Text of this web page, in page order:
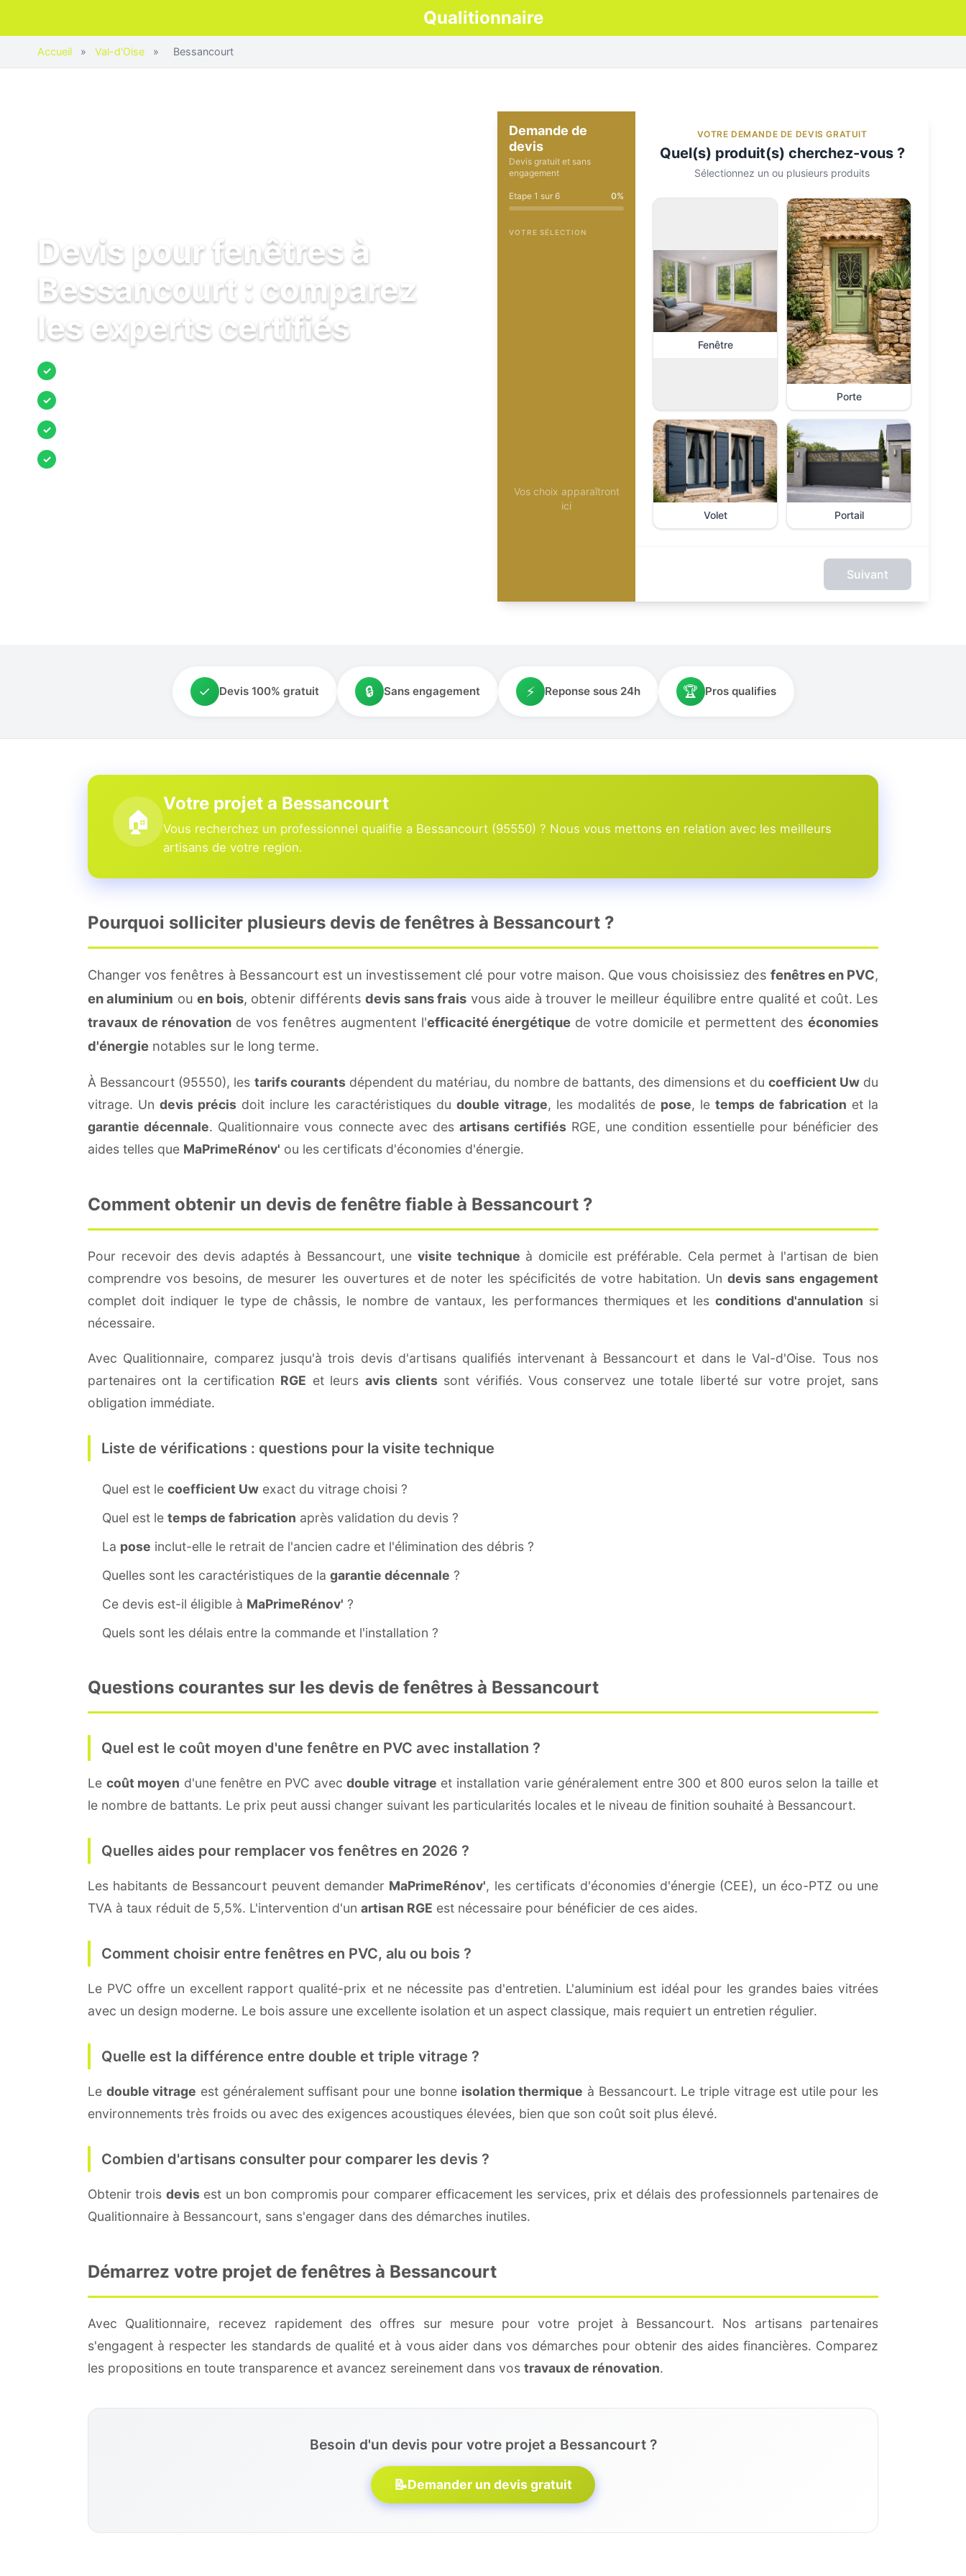
Qualitionnaire
Accueil » Val-d'Oise » Bessancourt
Devis pour fenêtres à
Bessancourt : comparez
les experts certifiés
✓
✓
✓
✓
Demande de
devis
Devis gratuit et sans
engagement
Etape 1 sur 6 0%
VOTRE SÉLECTION
Vos choix apparaîtront
ici
VOTRE DEMANDE DE DEVIS GRATUIT
Quel(s) produit(s) cherchez-vous ?
Sélectionnez un ou plusieurs produits
Fenêtre
Porte
Volet Portail
Suivant
✓ Devis 100% gratuit 🔒 Sans engagement ⚡ Reponse sous 24h 🏆 Pros qualifies
🏠
Votre projet a Bessancourt
Vous recherchez un professionnel qualifie a Bessancourt (95550) ? Nous vous mettons en relation avec les meilleurs
artisans de votre region.
Pourquoi solliciter plusieurs devis de fenêtres à Bessancourt ?
Changer vos fenêtres à Bessancourt est un investissement clé pour votre maison. Que vous choisissiez des fenêtres en PVC,
en aluminium ouen bois, obtenir différentsdevis sans frais vous aide à trouver le meilleur équilibre entre qualité et coût. Les
travaux de rénovationde vos fenêtres augmentent l'efficacité énergétique de votre domicile et permettent deséconomies
d'énergie notables sur le long terme.
À Bessancourt (95550), les tarifs courantsdépendent du matériau, du nombre de battants, des dimensions et du coefficient Uwdu
vitrage. Un devis précis doit inclure les caractéristiques du double vitrage, les modalités de pose, le temps de fabrication et la
garantie décennale. Qualitionnaire vous connecte avec des artisans certifiés RGE, une condition essentielle pour bénéficier des
aides telles que MaPrimeRénov' ou les certificats d'économies d'énergie.
Comment obtenir un devis de fenêtre fiable à Bessancourt ?
Pour recevoir des devis adaptés à Bessancourt, unevisite technique à domicile est préférable. Cela permet à l'artisan de bien
comprendre vos besoins, de mesurer les ouvertures et de noter les spécificités de votre habitation. Un devis sans engagement
complet doit indiquer le type de châssis, le nombre de vantaux, les performances thermiques et les conditions d'annulation si
nécessaire.
Avec Qualitionnaire, comparez jusqu'à trois devis d'artisans qualifiés intervenant à Bessancourt et dans le Val-d'Oise. Tous nos
partenaires ont la certification RGE et leurs avis clientssont vérifiés. Vous conservez une totale liberté sur votre projet, sans
obligation immédiate.
Liste de vérifications : questions pour la visite technique
Quel est le coefficient Uw exact du vitrage choisi ?
Quel est le temps de fabrication après validation du devis ?
La pose inclut-elle le retrait de l'ancien cadre et l'élimination des débris ?
Quelles sont les caractéristiques de la garantie décennale ?
Ce devis est-il éligible à MaPrimeRénov' ?
Quels sont les délais entre la commande et l'installation ?
Questions courantes sur les devis de fenêtres à Bessancourt
Quel est le coût moyen d'une fenêtre en PVC avec installation ?
Le coût moyen d'une fenêtre en PVC avecdouble vitrage et installation varie généralement entre 300 et 800 euros selon la taille et
le nombre de battants. Le prix peut aussi changer suivant les particularités locales et le niveau de finition souhaité à Bessancourt.
Quelles aides pour remplacer vos fenêtres en 2026 ?
Les habitants de Bessancourt peuvent demander MaPrimeRénov', les certificats d'économies d'énergie (CEE), un éco-PTZ ou une
TVA à taux réduit de 5,5%. L'intervention d'un artisan RGE est nécessaire pour bénéficier de ces aides.
Comment choisir entre fenêtres en PVC, alu ou bois ?
Le PVC offre un excellent rapport qualité-prix et ne nécessite pas d'entretien. L'aluminium est idéal pour les grandes baies vitrées
avec un design moderne. Le bois assure une excellente isolation et un aspect classique, mais requiert un entretien régulier.
Quelle est la différence entre double et triple vitrage ?
Le double vitrage est généralement suffisant pour une bonne isolation thermique à Bessancourt. Le triple vitrage est utile pour les
environnements très froids ou avec des exigences acoustiques élevées, bien que son coût soit plus élevé.
Combien d'artisans consulter pour comparer les devis ?
Obtenir trois devisest un bon compromis pour comparer efficacement les services, prix et délais des professionnels partenaires de
Qualitionnaire à Bessancourt, sans s'engager dans des démarches inutiles.
Démarrez votre projet de fenêtres à Bessancourt
Avec Qualitionnaire, recevez rapidement des offres sur mesure pour votre projet à Bessancourt. Nos artisans partenaires
s'engagent à respecter les standards de qualité et à vous aider dans vos démarches pour obtenir des aides financières. Comparez
les propositions en toute transparence et avancez sereinement dans vos travaux de rénovation.
Besoin d'un devis pour votre projet a Bessancourt ?
📝Demander un devis gratuit